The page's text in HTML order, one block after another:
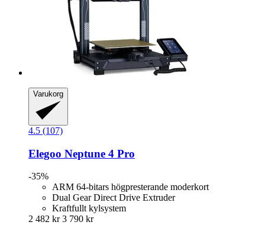
Varukorg
4.5 (107)
Elegoo Neptune 4 Pro
-35%
ARM 64-bitars högpresterande moderkort
Dual Gear Direct Drive Extruder
Kraftfullt kylsystem
2 482 kr 3 790 kr